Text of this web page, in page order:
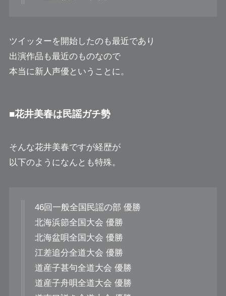
ツイッターを開始したのも最近であり
出演作品も最近のものなので
本当に新人声優ということに。
■花井美春は民謡ガチ勢
そんな花井美春ですが経歴が
以下のようになんとも特殊。
46回一般全国民謡の部 優勝
北海浜節全国大会 優勝
北海盆唄全国大会 優勝
江差追分全道大会 優勝
道産子甚句全道大会 優勝
道産子舟唄全道大会 優勝